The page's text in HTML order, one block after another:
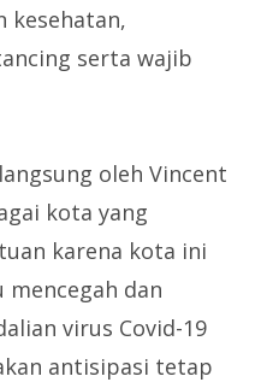
kesehatan,
serta wajib
oleh Vincent
kota yang
karena kota ini
dan
virus Covid-19
antisipasi tetap